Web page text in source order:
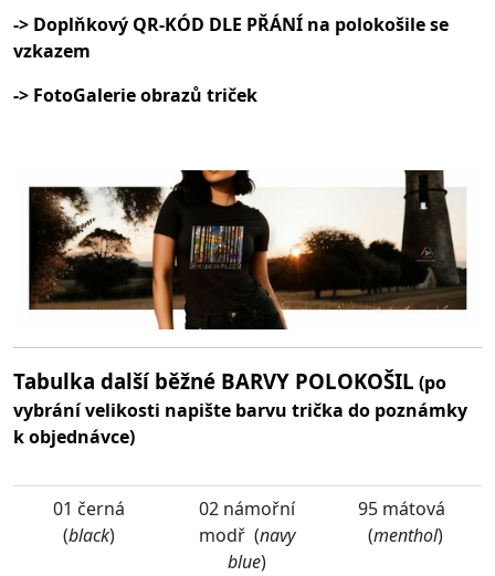
-> Doplňkový QR-KÓD DLE PŘÁNÍ na polokošile se
vzkazem
-> FotoGalerie obrazů triček
Tabulka další běžné BARVY POLOKOŠIL (po
vybrání velikosti napište barvu trička do poznámky
k objednávce)
01 černá
(black)
02 námořní
modř (navy
blue)
95 mátová
(menthol)